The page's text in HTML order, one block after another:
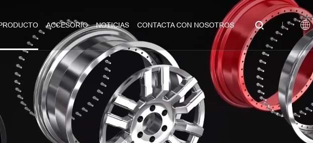
ACCESORIO NOTICIAS CONTACTA CON NOSOTROS